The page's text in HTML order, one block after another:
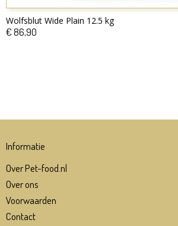
Wolfsblut Wide Plain 12.5 kg
€ 86,90
Informatie
Over Pet-food.nl
Over ons
Voorwaarden
Contact